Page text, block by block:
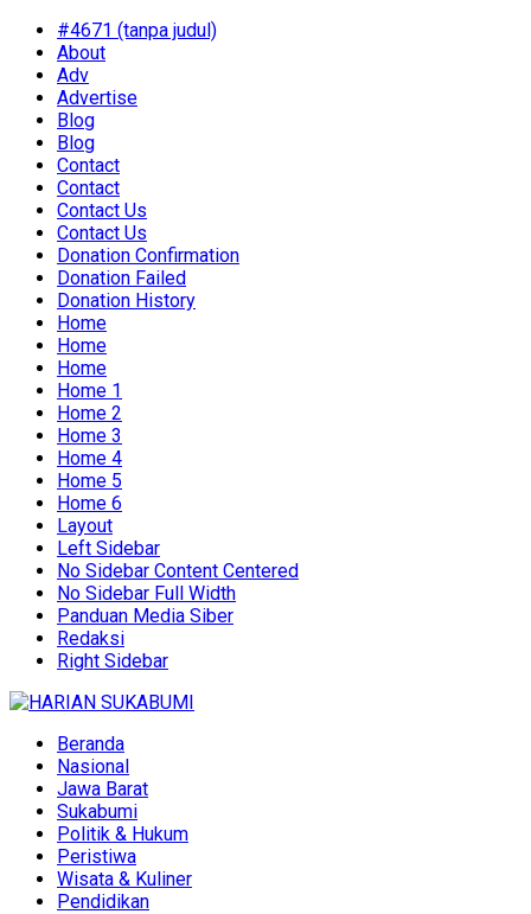
#4671 (tanpa judul)
About
Adv
Advertise
Blog
Blog
Contact
Contact
Contact Us
Contact Us
Donation Confirmation
Donation Failed
Donation History
Home
Home
Home
Home 1
Home 2
Home 3
Home 4
Home 5
Home 6
Layout
Left Sidebar
No Sidebar Content Centered
No Sidebar Full Width
Panduan Media Siber
Redaksi
Right Sidebar
Beranda
Nasional
Jawa Barat
Sukabumi
Politik & Hukum
Peristiwa
Wisata & Kuliner
Pendidikan